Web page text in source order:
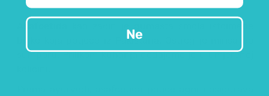
biljke koja potječe iz Pakistana. Oštrog je mirisa po
sumporu. Prilikom kuhanja dodajemo je u umjerenoj
Ne